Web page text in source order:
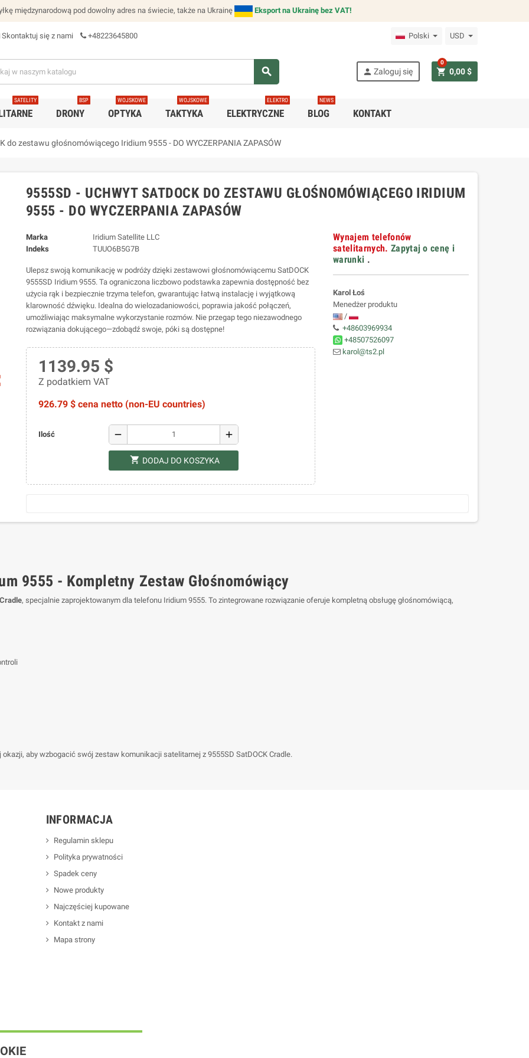
międzynarodową pod dowolny adres na świecie, także na Ukrainę Eksport na Ukrainę bez VAT!
Skontaktuj się z nami +48223645800 Polski USD
search person Zaloguj się shopping_cart 0,00 $
0
SATELITY
DRONY
BSP
OPTYKA
WOJSKOWE
TAKTYKA
WOJSKOWE
ELEKTRYCZNE
ELEKTRO
BLOG
NEWS
KONTAKT
do zestawu głośnomówiącego Iridium 9555 - DO WYCZERPANIA ZAPASÓW
9555SD - UCHWYT SATDOCK DO ZESTAWU GŁOŚNOMÓWIĄCEGO IRIDIUM
9555 - DO WYCZERPANIA ZAPASÓW
Marka
Iridium Satellite LLC
Indeks
TUUO6B5G7B
Ulepsz swoją komunikację w podróży dzięki zestawowi głośnomówiącemu SatDOCK
9555SD Iridium 9555. Ta ograniczona liczbowo podstawka zapewnia dostępność bez
użycia rąk i bezpiecznie trzyma telefon, gwarantując łatwą instalację i wyjątkową
klarowność dźwięku. Idealna do wielozadaniowości, poprawia jakość połączeń,
umożliwiając maksymalne wykorzystanie rozmów. Nie przegap tego niezawodnego
rozwiązania dokującego—zdobądź swoje, póki są dostępne!
1139.95 $
Z podatkiem VAT
926.79 $ cena netto (non-EU countries)
Ilość remove add
shopping_cart DODAJ DO KOSZYKA
Wynajem telefonów
satelitarnych. Zapytaj o cenę i
warunki .
Karol Łoś
Menedżer produktu
/
+48603969934
+48507526097
karol@ts2.pl
9555 - Kompletny Zestaw Głośnomówiący
, specjalnie zaprojektowanym dla telefonu Iridium 9555. To zintegrowane rozwiązanie oferuje kompletną obsługę głośnomówiącą,
aby wzbogacić swój zestaw komunikacji satelitarnej z 9555SD SatDOCK Cradle.
INFORMACJA
Regulamin sklepu
Polityka prywatności
Spadek ceny
Nowe produkty
Najczęściej kupowane
Kontakt z nami
Mapa strony